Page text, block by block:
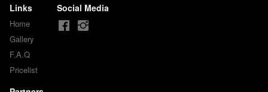
Links
Home
Gallery
F.A.Q
Pricelist
Social Media